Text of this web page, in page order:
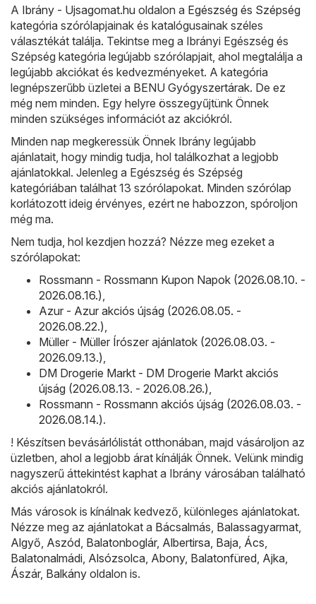
A Ibrány - Ujsagomat.hu oldalon a Egészség és Szépség
kategória szórólapjainak és katalógusainak széles
választékát találja. Tekintse meg a Ibrányi Egészség és
Szépség kategória legújabb szórólapjait, ahol megtalálja a
legújabb akciókat és kedvezményeket. A kategória
legnépszerűbb üzletei a BENU Gyógyszertárak. De ez
még nem minden. Egy helyre összegyűjtünk Önnek
minden szükséges információt az akciókról.
Minden nap megkeressük Önnek Ibrány legújabb
ajánlatait, hogy mindig tudja, hol találkozhat a legjobb
ajánlatokkal. Jelenleg a Egészség és Szépség
kategóriában találhat 13 szórólapokat. Minden szórólap
korlátozott ideig érvényes, ezért ne habozzon, spóroljon
még ma.
Nem tudja, hol kezdjen hozzá? Nézze meg ezeket a
szórólapokat:
Rossmann - Rossmann Kupon Napok (2026.08.10. -
2026.08.16.),
Azur - Azur akciós újság (2026.08.05. -
2026.08.22.),
Müller - Müller Írószer ajánlatok (2026.08.03. -
2026.09.13.),
DM Drogerie Markt - DM Drogerie Markt akciós
újság (2026.08.13. - 2026.08.26.),
Rossmann - Rossmann akciós újság (2026.08.03. -
2026.08.14.).
! Készítsen bevásárlólistát otthonában, majd vásároljon az
üzletben, ahol a legjobb árat kínálják Önnek. Velünk mindig
nagyszerű áttekintést kaphat a Ibrány városában található
akciós ajánlatokról.
Más városok is kínálnak kedvező, különleges ajánlatokat.
Nézze meg az ajánlatokat a Bácsalmás, Balassagyarmat,
Algyő, Aszód, Balatonboglár, Albertirsa, Baja, Ács,
Balatonalmádi, Alsózsolca, Abony, Balatonfüred, Ajka,
Ászár, Balkány oldalon is.